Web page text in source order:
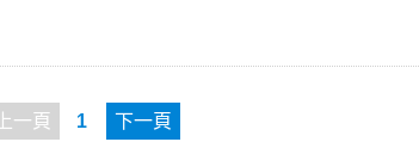
上一頁 1 下一頁